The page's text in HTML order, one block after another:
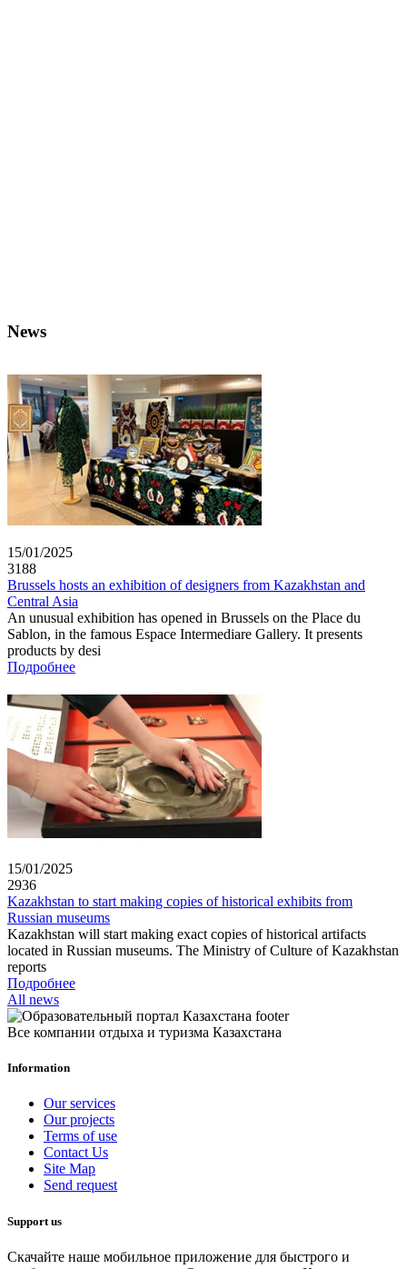
News
15/01/2025
3188
Brussels hosts an exhibition of designers from Kazakhstan and
Central Asia
An unusual exhibition has opened in Brussels on the Place du
Sablon, in the famous Espace Intermediare Gallery. It presents
products by desi
Подробнее
15/01/2025
2936
Kazakhstan to start making copies of historical exhibits from
Russian museums
Kazakhstan will start making exact copies of historical artifacts
located in Russian museums. The Ministry of Culture of Kazakhstan
reports
Подробнее
All news
Все компании отдыха и туризма Казахстана
Information
Our services
Our projects
Terms of use
Contact Us
Site Map
Send request
Support us
Скачайте наше мобильное приложение для быстрого и